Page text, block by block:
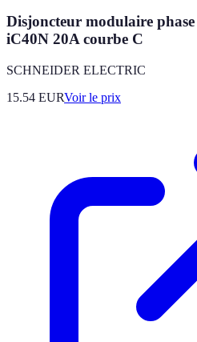
Disjoncteur modulaire
iC40N 20A courbe C
SCHNEIDER ELECTRIC
15.54 EURVoir le prix